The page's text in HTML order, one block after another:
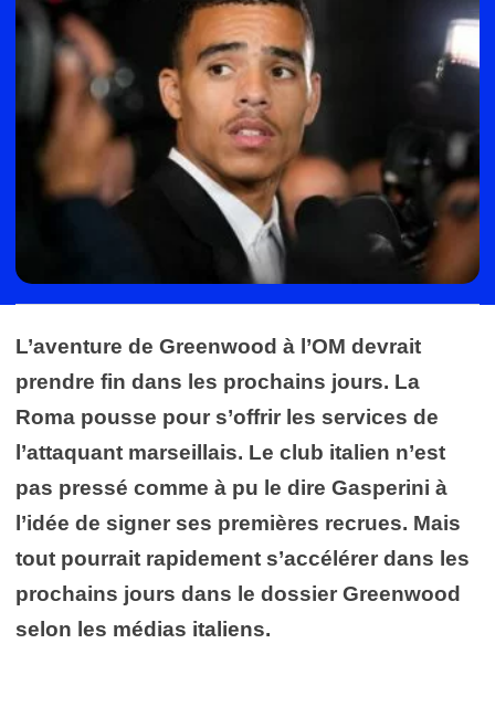
L’aventure de Greenwood à l’OM devrait
prendre fin dans les prochains jours. La
Roma pousse pour s’offrir les services de
l’attaquant marseillais. Le club italien n’est
pas pressé comme à pu le dire Gasperini à
l’idée de signer ses premières recrues. Mais
tout pourrait rapidement s’accélérer dans les
prochains jours dans le dossier Greenwood
selon les médias italiens.